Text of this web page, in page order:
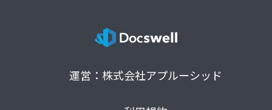
運営：株式会社アプルーシッド